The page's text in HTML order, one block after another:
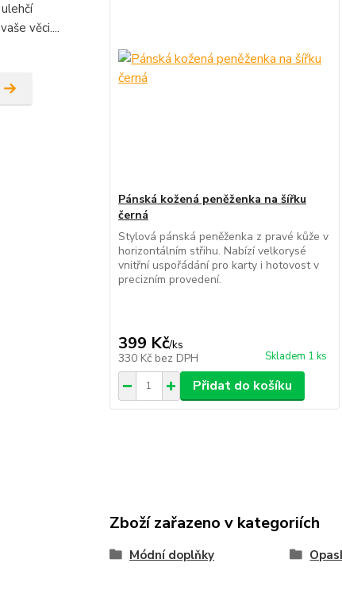
věci....
Pánská kožená peněženka na šířku
černá
Stylová pánská peněženka z pravé kůže v
horizontálním střihu. Nabízí velkorysé
vnitřní uspořádání pro karty i hotovost v
precizním provedení.
399 Kč/ks
330 Kč bez DPH Skladem 1 ks
Přidat do košíku
Zboží zařazeno v kategoriích
Módní doplňky